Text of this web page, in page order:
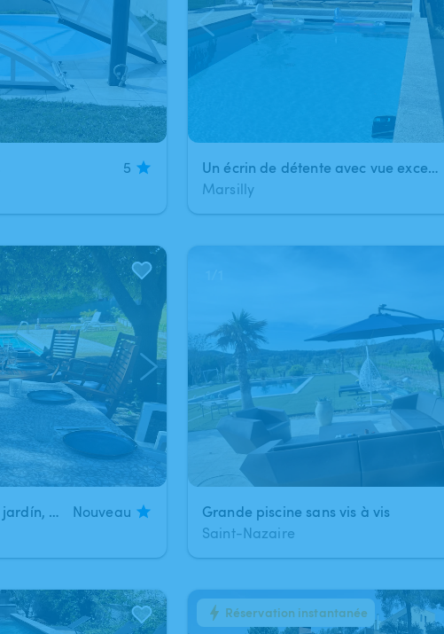
5
Un écrin de détente avec vue exceptionnelle
Marsilly
Piscina privada con amplio jardín​,​ BBQ y zona de comedor
Nouveau
Grande piscine sans vis à vis
Saint-Nazaire
1/8 Réservation instantanée